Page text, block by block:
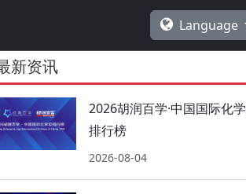
Language
新资讯
2026胡润百学·中国国际化
排行榜
2026-08-04